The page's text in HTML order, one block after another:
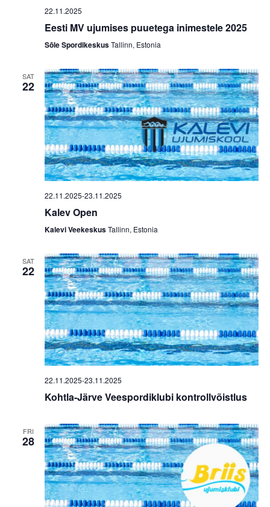
o
22.11.2025
Eesti MV ujumises puuetega inimestele 2025
Sõle SpordikeskusTallinn, Estonia
SAT
22
22.11.2025-23.11.2025
Kalev Open
Kalevi VeekeskusTallinn, Estonia
SAT
22
22.11.2025-23.11.2025
Kohtla-Järve Veespordiklubi kontrollvõistlus
FRI
28